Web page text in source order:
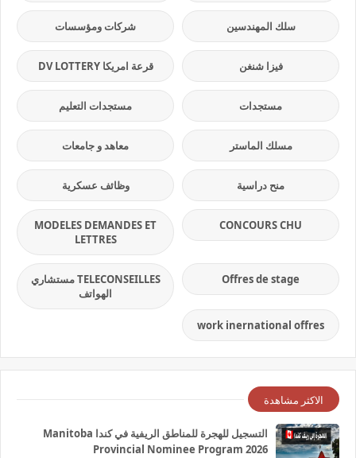
سلك المهندسين شركات ومؤسسات
فيزا شنغن قرعة امريكا DV LOTTERY
مستجدات مستجدات التعليم
مسلك الماستر معاهد و جامعات
منح دراسية وظائف عسكرية
CONCOURS CHU
MODELES DEMANDES ET
LETTRES
Offres de stage
TELECONSEILLES مستشاري
الهواتف
work inernational offres
الاكثر مشاهدة
التسجيل للهجرة للمناطق الريفية في كندا Manitoba
Provincial Nominee Program 2026